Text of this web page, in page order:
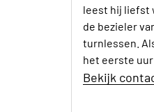
leest hij liefst
de bezieler
turnlessen.
het eerste uur
Bekijk